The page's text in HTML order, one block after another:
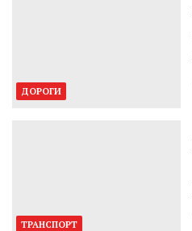
ДОРОГИ
ТРАНСПОРТ